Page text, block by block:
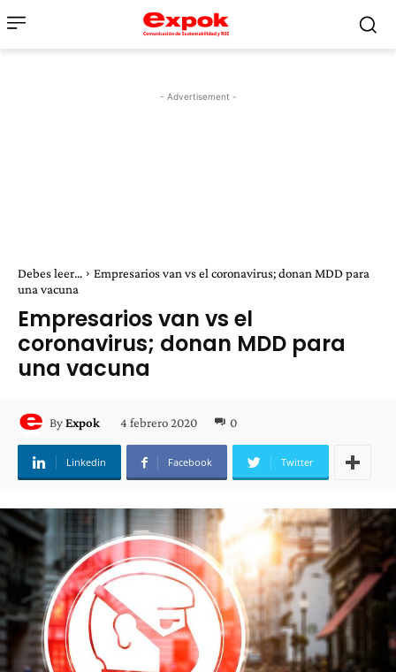
- Advertisement -
Debes leer...
Empresarios van vs el coronavirus; donan MDD para
una vacuna
Empresarios van vs el
coronavirus; donan MDD para
una vacuna
ByExpok 4 febrero 2020 0
Linkedin Facebook Twitter